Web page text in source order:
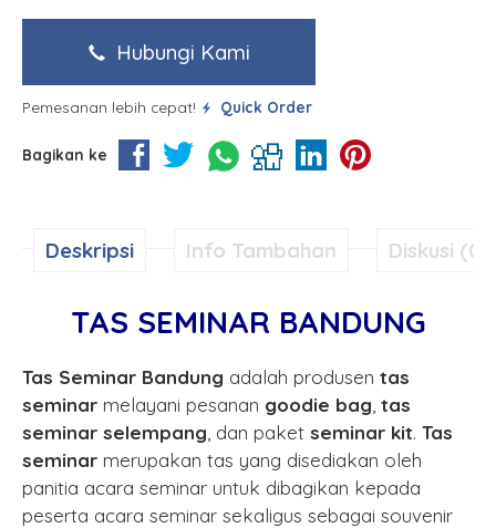
Hubungi Kami
Pemesanan lebih cepat! Quick Order
Bagikan ke
Deskripsi Info Tambahan Diskusi (0)
TAS SEMINAR BANDUNG
Tas Seminar Bandung adalah produsen tas
seminar melayani pesanan goodie bag tas
seminar selempang , dan paket seminar kit. Tas
seminar merupakan tas yang disediakan oleh
panitia acara seminar untuk dibagikan kepada
peserta acara seminar sekaligus sebagai souvenir